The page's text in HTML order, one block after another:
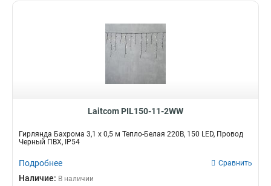
Laitcom PIL150-11-2WW
Гирлянда Бахрома 3,1 x 0,5 м Тепло-Белая 220В, 150 LED, Провод
Черный ПВХ, IP54
Подробнее Сравнить
Наличие: В наличии